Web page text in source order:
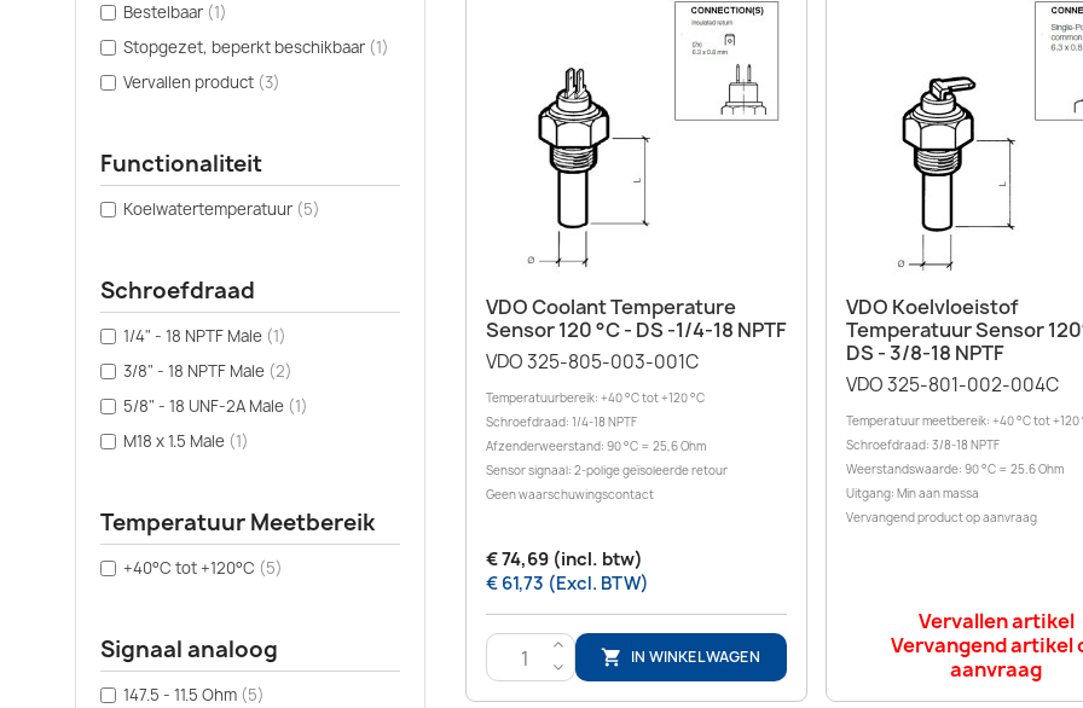
Bestelbaar (1)
Stopgezet, beperkt beschikbaar (1)
Vervallen product (3)
Functionaliteit
Koelwatertemperatuur (5)
Schroefdraad
1/4" - 18 NPTF Male (1)
3/8" - 18 NPTF Male (2)
5/8" - 18 UNF-2A Male (1)
M18 x 1.5 Male (1)
Temperatuur Meetbereik
+40°C tot +120°C (5)
Signaal analoog
147.5 - 11.5 Ohm (5)
Snel bekijken
VDO Coolant Temperature
Sensor 120 °C - DS -1/4-18 NPTF
VDO 325-805-003-001C
Temperatuurbereik: +40 °C tot +120 °C
Schroefdraad: 1/4-18 NPTF
Afzenderweerstand: 90 °C = 25,6 Ohm
Sensor signaal: 2-polige geïsoleerde retour
Geen waarschuwingscontact
€ 74,69 (incl. btw)
€ 61,73 (Excl. BTW)
>
<
 IN WINKELWAGEN
Snel bekijken
VDO Koelvloeistof
Temperatuur Sensor
DS - 3/8-18 NPTF
VDO 325-801-002-004C
Temperatuur meetbereik: +40 °C tot +120
Schroefdraad: 3/8-18 NPTF
Weerstandswaarde: 90 °C = 25.6 Ohm
Uitgang: Min aan massa
Vervangend product op aanvraag
Vervallen artikel
Vervangend artikel
aanvraag